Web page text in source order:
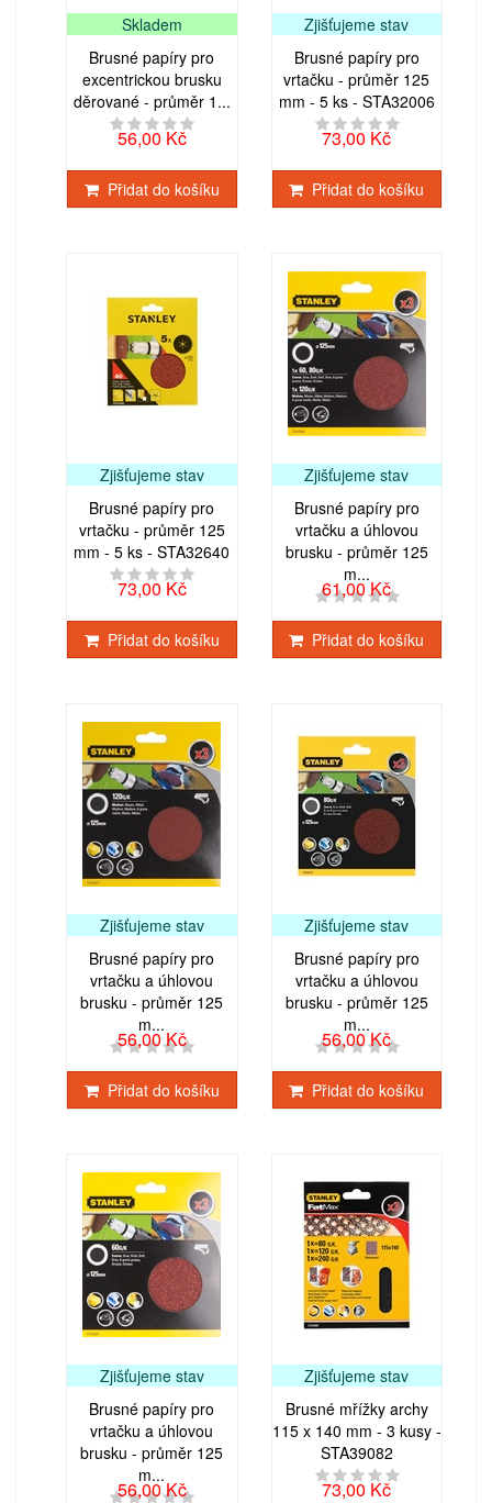
Skladem
Brusné papíry pro
excentrickou brusku
děrované - průměr 1...
56,00 Kč
Přidat do košíku
Zjišťujeme stav
Brusné papíry pro
vrtačku - průměr 125
mm - 5 ks - STA32006
73,00 Kč
Přidat do košíku
Zjišťujeme stav
Brusné papíry pro
vrtačku - průměr 125
mm - 5 ks - STA32640
73,00 Kč
Přidat do košíku
Zjišťujeme stav
Brusné papíry pro
vrtačku a úhlovou
brusku - průměr 125
m...
61,00 Kč
Přidat do košíku
Zjišťujeme stav
Brusné papíry pro
vrtačku a úhlovou
brusku - průměr 125
m...
56,00 Kč
Přidat do košíku
Zjišťujeme stav
Brusné papíry pro
vrtačku a úhlovou
brusku - průměr 125
m...
56,00 Kč
Přidat do košíku
Zjišťujeme stav
Brusné papíry pro
vrtačku a úhlovou
brusku - průměr 125
m...
56,00 Kč
Zjišťujeme stav
Brusné mřížky archy
115 x 140 mm - 3 kusy -
STA39082
73,00 Kč